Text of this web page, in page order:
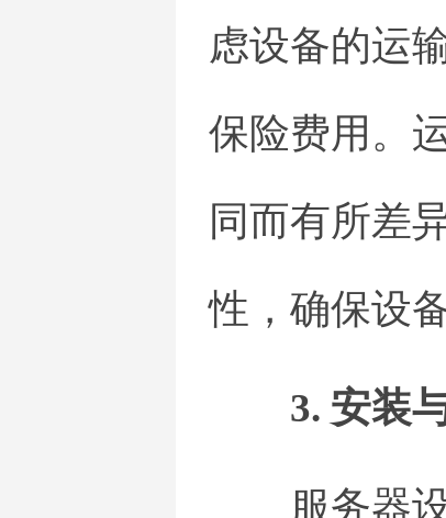
虑设备的运
保险费用。
同而有所差
性，确保设
3. 安装
服务器